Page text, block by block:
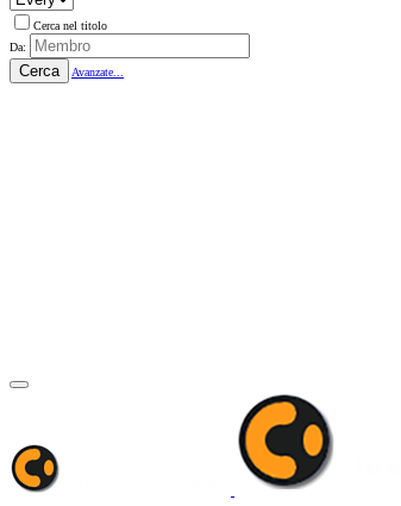
Cerca nel titolo
Da:
Cerca Avanzate...